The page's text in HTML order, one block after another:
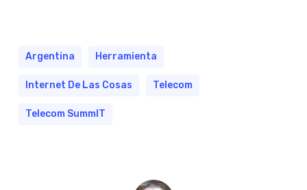
Argentina Herramienta
Internet De Las Cosas Telecom
Telecom SummIT